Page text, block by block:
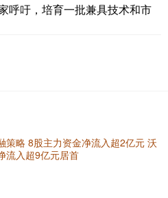
呼吁，培育一批兼具技术和市
策略 8股主力资金净流入超2亿元 沃
流入超9亿元居首